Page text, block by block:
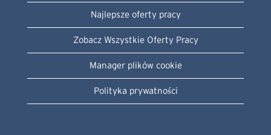
Najlepsze oferty pracy
Zobacz Wszystkie Oferty Pracy
Manager plików cookie
Polityka prywatności